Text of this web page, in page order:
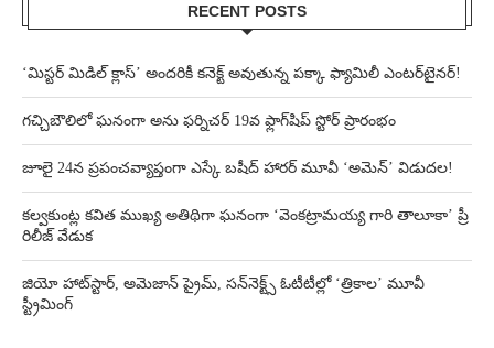
RECENT POSTS
‘మిస్టర్ మిడిల్ క్లాస్’ అందరికీ కనెక్ట్ అవుతున్న పక్కా ఫ్యామిలీ ఎంటర్‌టైనర్!
గచ్చిబౌలిలో ఘనంగా అను ఫర్నిచర్ 19వ ఫ్లాగ్‌షిప్ స్టోర్ ప్రారంభం
జూలై 24న ప్రపంచవ్యాప్తంగా ఎస్కే బషీద్‌ హారర్ మూవీ ‘అమెన్’ విడుదల!
కల్వకుంట్ల కవిత ముఖ్య అతిథిగా ఘనంగా ‘వెంకట్రామయ్య గారి తాలూకా’ ప్రీ
రిలీజ్ వేడుక
జియో హాట్‌స్టార్, అమెజాన్ ప్రైమ్, సన్‌నెక్ట్స్ ఓటీటీల్లో ‘త్రికాల’ మూవీ
స్ట్రీమింగ్